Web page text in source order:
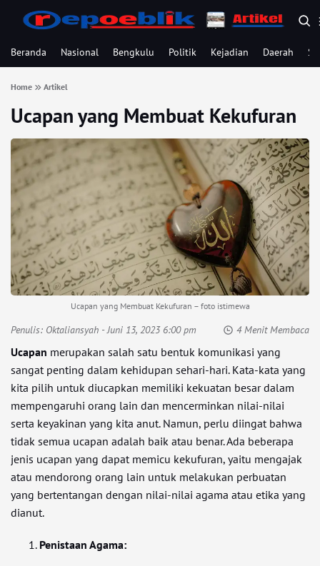
Beranda Nasional Bengkulu Politik Kejadian Daerah
Home Artikel
Ucapan yang Membuat Kekufuran
Ucapan yang Membuat Kekufuran – foto istimewa
Penulis: Oktaliansyah - Juni 13, 2023 6:00 pm 4 Menit Membaca
Ucapan merupakan salah satu bentuk komunikasi yang
sangat penting dalam kehidupan sehari-hari. Kata-kata yang
kita pilih untuk diucapkan memiliki kekuatan besar dalam
mempengaruhi orang lain dan mencerminkan nilai-nilai
serta keyakinan yang kita anut. Namun, perlu diingat bahwa
tidak semua ucapan adalah baik atau benar. Ada beberapa
jenis ucapan yang dapat memicu kekufuran, yaitu mengajak
atau mendorong orang lain untuk melakukan perbuatan
yang bertentangan dengan nilai-nilai agama atau etika yang
dianut.
Penistaan Agama: